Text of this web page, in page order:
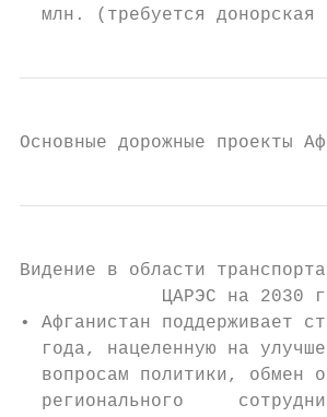
млн. (требуется донорская
Основные дорожные проекты
Видение в области транспорта
ЦАРЭС на 2030
• Афганистан поддерживает
года, нацеленную на
вопросам политики, обмен
регионального